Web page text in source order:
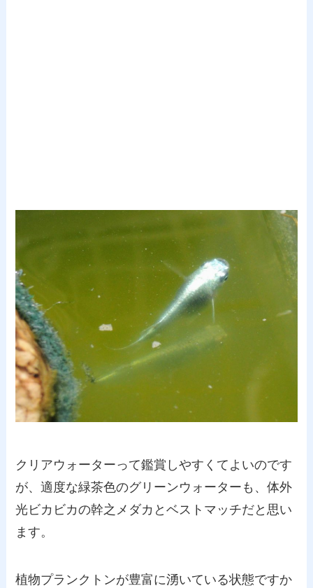
クリアウォーターって鑑賞しやすくてよいのです
が、適度な緑茶色のグリーンウォーターも、体外
光ビカビカの幹之メダカとベストマッチだと思い
ます。
植物プランクトンが豊富に湧いている状態ですか